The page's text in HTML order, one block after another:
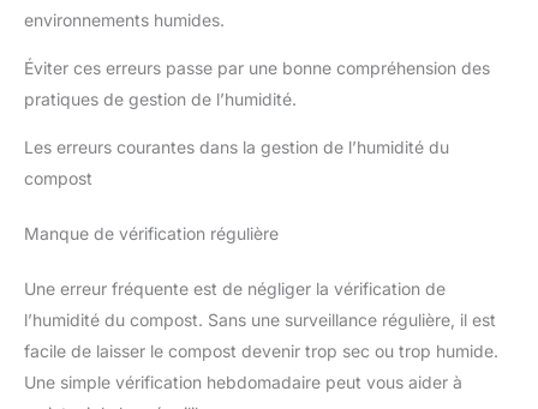
environnements humides.
Éviter ces erreurs passe par une bonne compréhension des
pratiques de gestion de l’humidité.
Les erreurs courantes dans la gestion de l’humidité du
compost
Manque de vérification régulière
Une erreur fréquente est de négliger la vérification de
l’humidité du compost. Sans une surveillance régulière, il est
facile de laisser le compost devenir trop sec ou trop humide.
Une simple vérification hebdomadaire peut vous aider à